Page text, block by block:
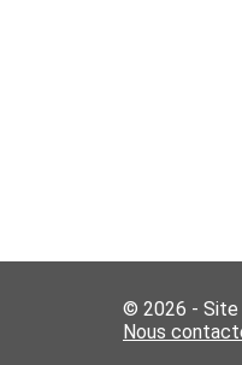
© 2026 - Site
Nous